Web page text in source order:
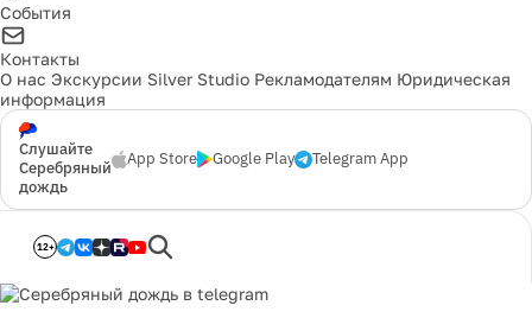
События
Контакты
О нас Экскурсии Silver Studio Рекламодателям Юридическая
информация
Слушайте
Серебряный
дождь
App Store Google Play Telegram App
12+